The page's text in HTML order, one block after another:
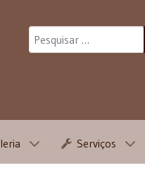
Serviços